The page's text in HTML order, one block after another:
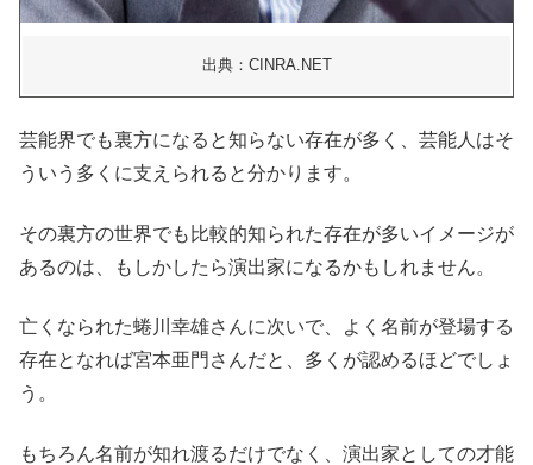
出典：CINRA.NET
芸能界でも裏方になると知らない存在が多く、芸能人はそ
ういう多くに支えられると分かります。
その裏方の世界でも比較的知られた存在が多いイメージが
あるのは、もしかしたら演出家になるかもしれません。
亡くなられた蜷川幸雄さんに次いで、よく名前が登場する
存在となれば宮本亜門さんだと、多くが認めるほどでしょ
う。
もちろん名前が知れ渡るだけでなく、演出家としての才能